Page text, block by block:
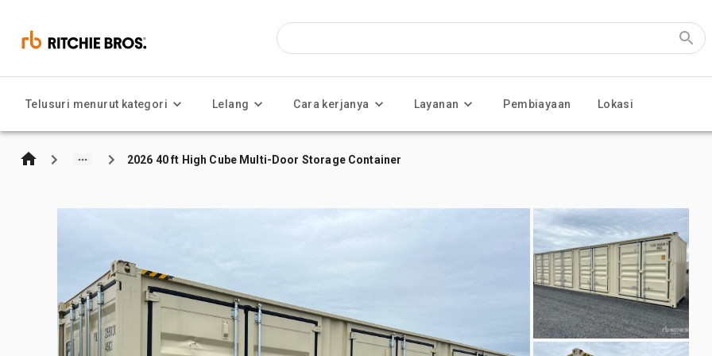
Telusuri menurut kategori Lelang Cara kerjanya Layanan Pembiayaan Lokasi
2026 40 ft High Cube Multi-Door Storage Container